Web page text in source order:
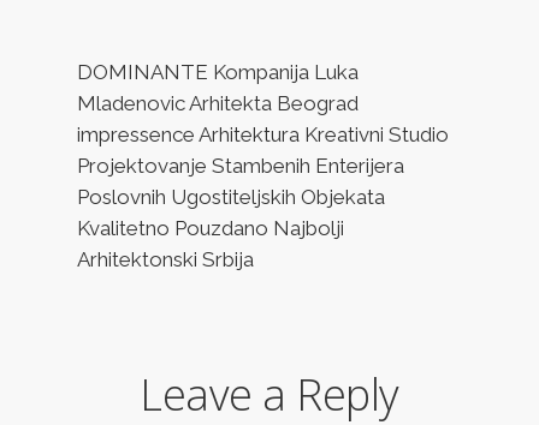
DOMINANTE Kompanija Luka
Mladenovic Arhitekta Beograd
impressence Arhitektura Kreativni Studio
Projektovanje Stambenih Enterijera
Poslovnih Ugostiteljskih Objekata
Kvalitetno Pouzdano Najbolji
Arhitektonski Srbija
Leave a Reply